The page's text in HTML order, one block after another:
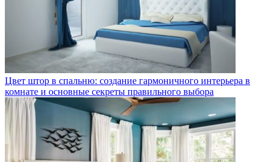
Цвет штор в спальню: создание гармоничного интерьера в
комнате и основные секреты правильного выбора